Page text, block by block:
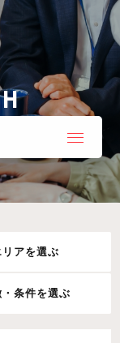
リアを選ぶ
・条件を選ぶ